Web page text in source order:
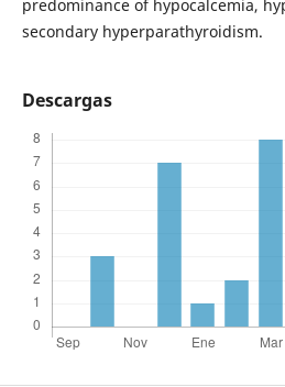
predominance of hypocalcemia,
secondary hyperparathyroidism.
Descargas